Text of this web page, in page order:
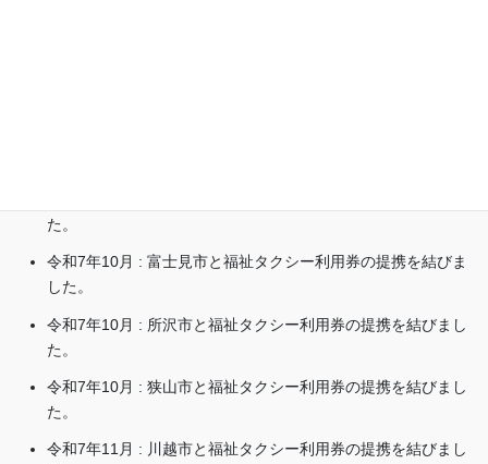
た。
令和7年10月 : 富士見市と福祉タクシー利用券の提携を結びま
した。
令和7年10月 : 所沢市と福祉タクシー利用券の提携を結びまし
た。
令和7年10月 : 狭山市と福祉タクシー利用券の提携を結びまし
た。
令和7年11月 : 川越市と福祉タクシー利用券の提携を結びまし